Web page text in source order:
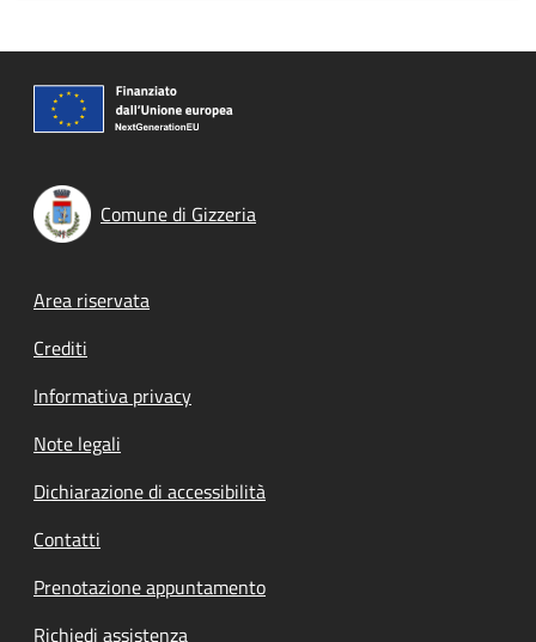
Comune di Gizzeria
Footer menu
Area riservata
Crediti
Informativa privacy
Note legali
Dichiarazione di accessibilità
Contatti
Prenotazione appuntamento
Richiedi assistenza